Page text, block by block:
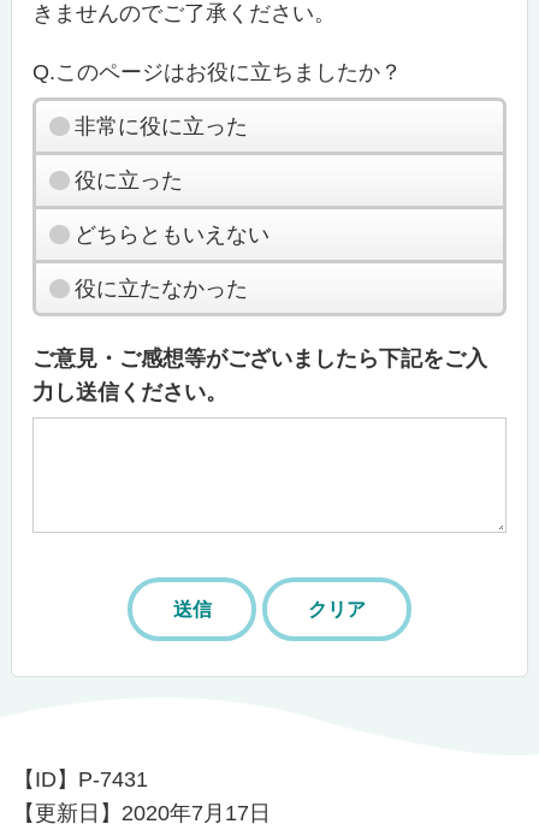
きませんのでご了承ください。
Q.このページはお役に立ちましたか？
非常に役に立った
役に立った
どちらともいえない
役に立たなかった
ご意見・ご感想等がございましたら下記をご入
力し送信ください。
【ID】 P-7431
【更新日】 2020年7月17日